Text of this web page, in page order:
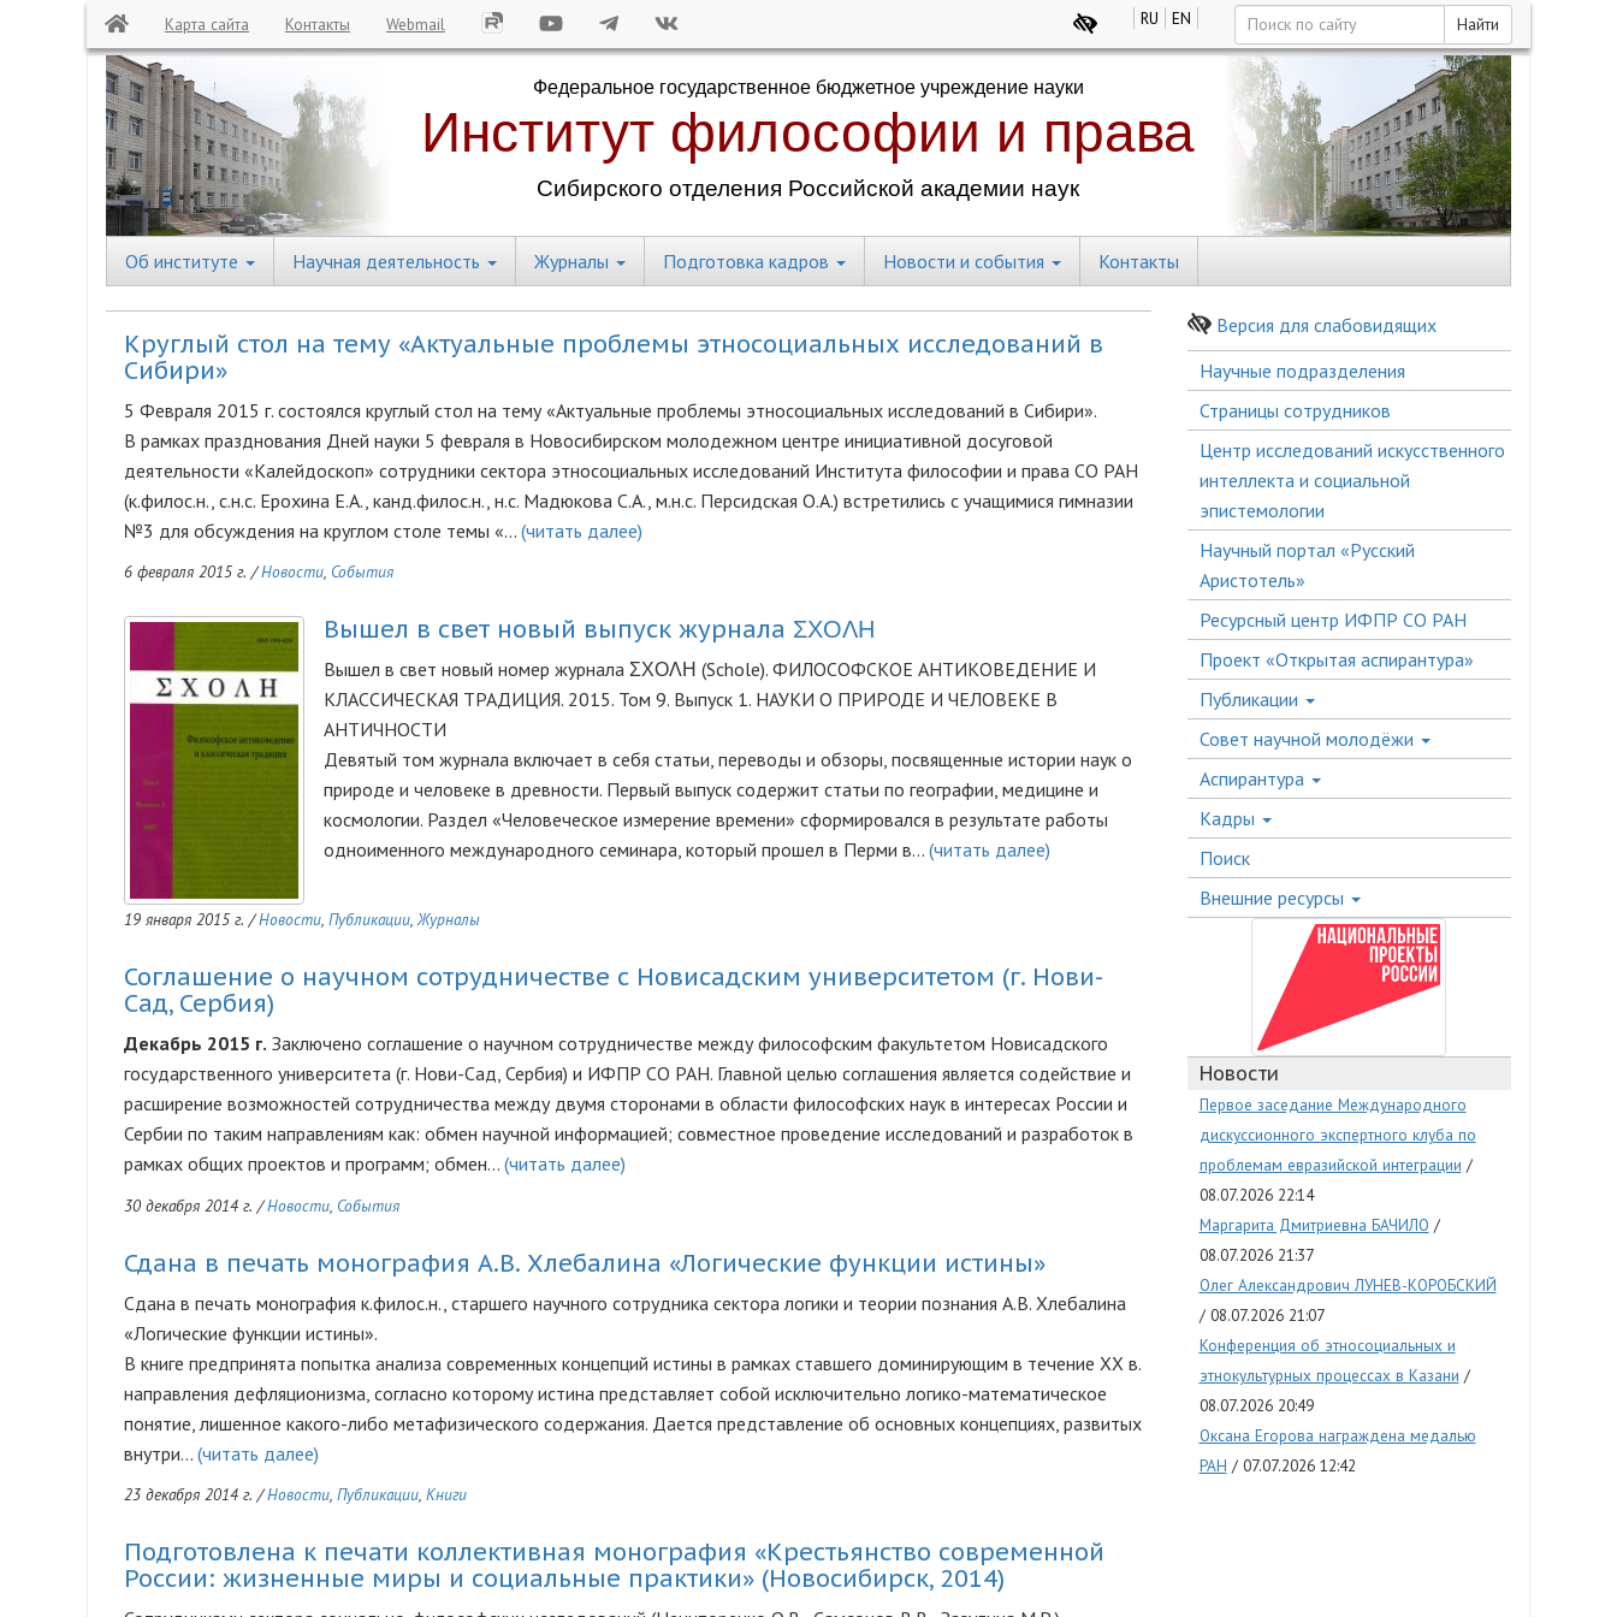
Карта сайта Контакты Webmail RU EN Найти
Central
Об институте Научная деятельность Журналы Подготовка кадров Новости и события Контакты
Круглый стол на тему «Актуальные проблемы этносоциальных исследований в
Сибири»
5 Февраля 2015 г. состоялся круглый стол на тему «Актуальные проблемы этносоциальных исследований в Сибири».
В рамках празднования Дней науки 5 февраля в Новосибирском молодежном центре инициативной досуговой
деятельности «Калейдоскоп» сотрудники сектора этносоциальных исследований Института философии и права СО РАН
(к.филос.н., с.н.с. Ерохина Е.А., канд.филос.н., н.с. Мадюкова С.А., м.н.с. Персидская О.А.) встретились с учащимися гимназии
№3 для обсуждения на круглом столе темы «… (читать далее)
6 февраля 2015 г. /Новости, События
Вышел в свет новый выпуск журнала ΣΧΟΛΗ
Вышел в свет новый номер журнала ΣΧΟΛΗ (Schole). ФИЛОСОФСКОЕ АНТИКОВЕДЕНИЕ И
КЛАССИЧЕСКАЯ ТРАДИЦИЯ. 2015. Том 9. Выпуск 1. НАУКИ О ПРИРОДЕ И ЧЕЛОВЕКЕ В
АНТИЧНОСТИ
Девятый том журнала включает в себя статьи, переводы и обзоры, посвященные истории наук о
природе и человеке в древности. Первый выпуск содержит статьи по географии, медицине и
космологии. Раздел «Человеческое измерение времени» сформировался в результате работы
одноименного международного семинара, который прошел в Перми в… (читать далее)
19 января 2015 г. /Новости, Публикации,Журналы
Соглашение о научном сотрудничестве с Новисадским университетом (г. Нови-
Сад, Сербия)
Декабрь 2015 г. Заключено соглашение о научном сотрудничестве между философским факультетом Новисадского
государственного университета (г. Нови-Сад, Сербия) и ИФПР СО РАН. Главной целью соглашения является содействие и
расширение возможностей сотрудничества между двумя сторонами в области философских наук в интересах России и
Сербии по таким направлениям как: обмен научной информацией; совместное проведение исследований и разработок в
рамках общих проектов и программ; обмен… (читать далее)
30 декабря 2014 г. /Новости, События
Сдана в печать монография А.В. Хлебалина «Логические функции истины»
Сдана в печать монография к.филос.н., старшего научного сотрудника сектора логики и теории познания А.В. Хлебалина
«Логические функции истины».
В книге предпринята попытка анализа современных концепций истины в рамках ставшего доминирующим в течение ХХ в.
направления дефляционизма, согласно которому истина представляет собой исключительно логико-математическое
понятие, лишенное какого-либо метафизического содержания. Дается представление об основных концепциях, развитых
внутри… (читать далее)
23 декабря 2014 г. /Новости, Публикации, Книги
Подготовлена к печати коллективная монография «Крестьянство современной
России: жизненные миры и социальные практики» (Новосибирск, 2014)
Версия для слабовидящих
Боковое
меню
Научные подразделения
Страницы сотрудников
Центр исследований искусственного
интеллекта и социальной
эпистемологии
Научный портал «Русский
Аристотель»
Ресурсный центр ИФПР СО РАН
Проект «Открытая аспирантура»
Публикации
Совет научной молодёжи
Аспирантура
Кадры
Поиск
Внешние ресурсы
Новости
Первое заседание Международного
дискуссионного экспертного клуба по
проблемам евразийской интеграции
08.07.2026 22:14
Маргарита Дмитриевна БАЧИЛО
08.07.2026 21:37
Олег Александрович ЛУНЕВ-КОРОБСКИЙ
08.07.2026 21:07
Конференция об этносоциальных и
этнокультурных процессах в Казани
08.07.2026 20:49
Оксана Егорова награждена медалью
РАН
07.07.2026 12:42